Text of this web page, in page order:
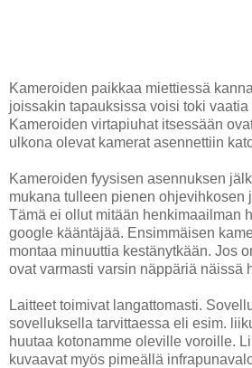
Kameroiden paikkaa miettiessä
joissakin tapauksissa voisi toki
Kameroiden virtapiuhat itsessään
ulkona olevat kamerat asennettiin
Kameroiden fyysisen asennuksen
mukana tulleen pienen
Tämä ei ollut mitään henkimaailman
google kääntäjää. Ensimmäisen
montaa minuuttia kestänytkään. Jos
ovat varmasti varsin näppäriä näissä
Laitteet toimivat langattomasti.
sovelluksella tarvittaessa eli esim.
huutaa kotonamme oleville voroille.
kuvaavat myös pimeällä